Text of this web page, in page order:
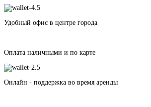
Удобный офис в центре города
Оплата наличными и по карте
Онлайн - поддержка во время аренды